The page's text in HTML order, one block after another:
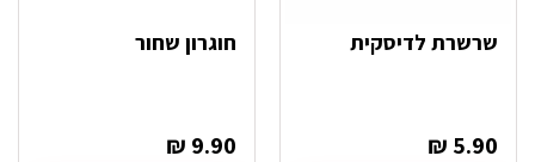
שרשרת לדיסקית
₪ 5.90
חוגרון שחור
₪ 9.90